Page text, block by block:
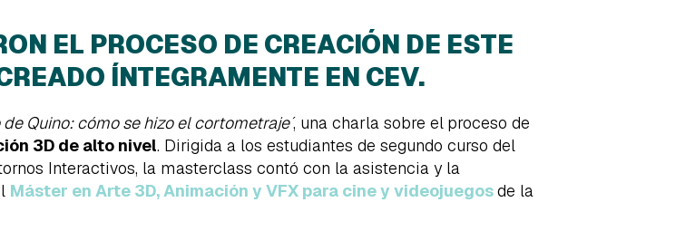
EL PROCESO DE CREACIÓN DE ESTE
ÍNTEGRAMENTE EN CEV.
de Quino: cómo se hizo el cortometraje´, una charla sobre el proceso de
3D de alto nivel. Dirigida a los estudiantes de segundo curso del
Interactivos, la masterclass contó con la asistencia y la
Máster en Arte 3D, Animación y VFX para cine y videojuegosde la